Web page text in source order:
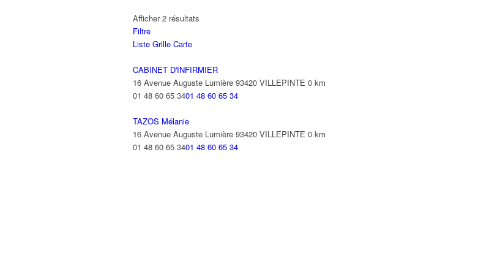
Afficher 2 résultats
Filtre
Liste Grille Carte
CABINET D'INFIRMIER
16 Avenue Auguste Lumière 93420 VILLEPINTE 0 km
01 48 60 65 3401 48 60 65 34
TAZOS Mélanie
16 Avenue Auguste Lumière 93420 VILLEPINTE 0 km
01 48 60 65 3401 48 60 65 34